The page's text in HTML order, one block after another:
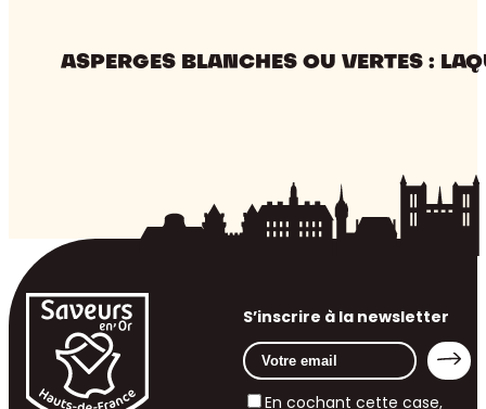
ASPERGES BLANCHES OU VERTES :
S’inscrire à la newsletter
En cochant cette case,